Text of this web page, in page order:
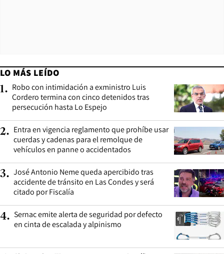
LO MÁS LEÍDO
1. Robo con intimidación a exministro Luis
Cordero termina con cinco detenidos tras
persecución hasta Lo Espejo
2. Entra en vigencia reglamento que prohíbe usar
cuerdas y cadenas para el remolque de
vehículos en panne o accidentados
3. José Antonio Neme queda apercibido tras
accidente de tránsito en Las Condes y será
citado por Fiscalía
4. Sernac emite alerta de seguridad por defecto
en cinta de escalada y alpinismo